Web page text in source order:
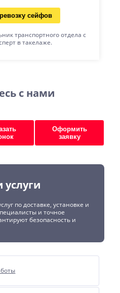
сейфов
транспортного отдела с
в такелаже.
с нами
Оформить
заявку
по доставке, установке и
и точное
безопасность и